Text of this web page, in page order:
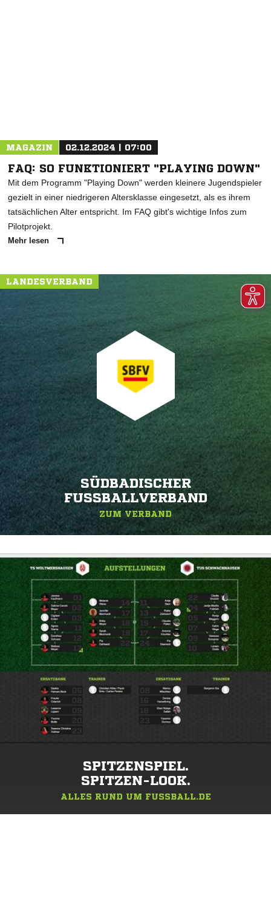
MAGAZIN 02.12.2024 | 07:00
FAQ: SO FUNKTIONIERT "PLAYING DOWN"
Mit dem Programm "Playing Down" werden kleinere Jugendspieler
gezielt in einer niedrigeren Altersklasse eingesetzt, als es ihrem
tatsächlichen Alter entspricht. Im FAQ gibt's wichtige Infos zum
Pilotprojekt.
Mehr lesen
LANDESVERBAND
SÜDBADISCHER
FUSSBALLVERBAND
ZUM VERBAND
SPITZENSPIEL.
SPITZEN-LOOK.
ALLES RUND UM FUSSBALL.DE